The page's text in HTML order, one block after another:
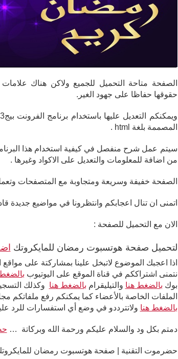
الصفحة متاحة التحميل للجميع ولاكن هناك
حقوقها حفاظا على جهود الغير.
المصممة بلغة html .
سيتم عمل شرح منفصل في كيفية استخدام هذا
من اضافة للمعلومات والتعديل على الاكواد وغيرها .
الصفحة خفيفة وسريعة ومتجاوبة مع المتصفحات
اتمنى ان تنال اعجابكم وانتظرونا في مواضيع جديدة
الان مع التحميل للصفحة :
لتحميل صفحة هوتسبوت رمضان للمايكروتك
اذا اعجبك الموضوع لاتبخل علينا بمشاركتة على مواقع
نتمنى اشتراككم في قناة الموقع على اليوتيوب
بوك بالضغط هنا والتيليقرام بالضغط هنا وكذلك
الملفات الخاصة بالأعضاء كما يمكنكم رفع ملفاتكم
بالضغط هنا ولاتترددو في وضع أي استفسارات للرد
دمتم بكل ود والسلام عليكم ورحمة الله وبركاتة …
حضرموت التقنية | صفحة هوتسبوت رمضان